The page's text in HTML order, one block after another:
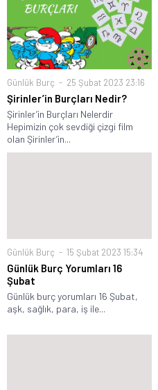
Günlük Burç 25 Şubat 2023 23:16
Şirinler’in Burçları Nedir?
Şirinler’in Burçları Nelerdir
Hepimizin çok sevdiği çizgi film
olan Şirinler’in...
Günlük Burç 15 Şubat 2023 15:34
Günlük Burç Yorumları 16
Şubat
Günlük burç yorumları 16 Şubat,
aşk, sağlık, para, iş ile...